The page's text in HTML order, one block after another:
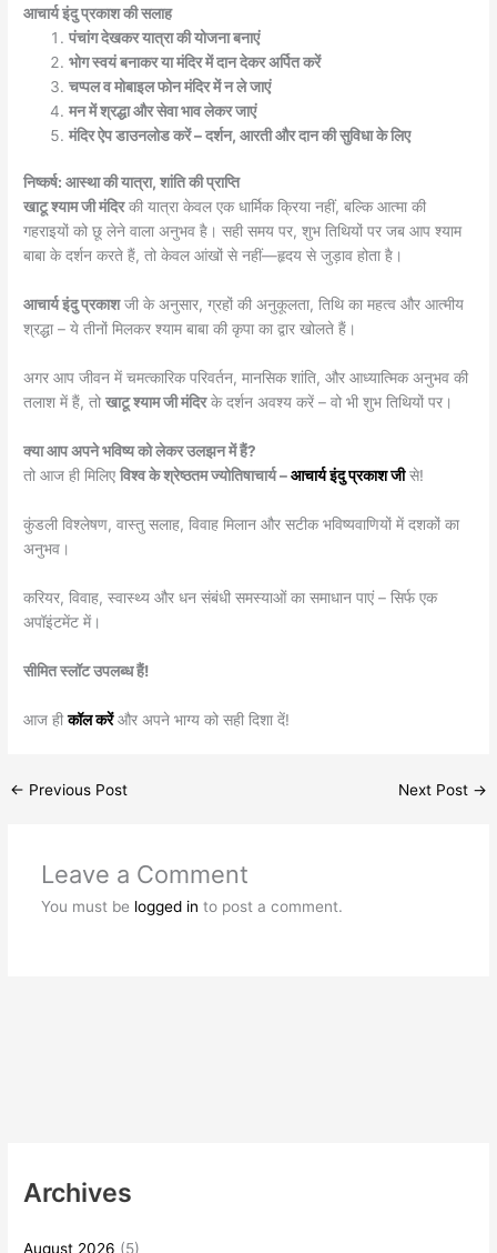
आचार्य इंदु प्रकाश की सलाह
पंचांग देखकर यात्रा की योजना बनाएं
भोग स्वयं बनाकर या मंदिर में दान देकर अर्पित करें
चप्पल व मोबाइल फोन मंदिर में न ले जाएं
मन में श्रद्धा और सेवा भाव लेकर जाएं
मंदिर ऐप डाउनलोड करें – दर्शन, आरती और दान की सुविधा के लिए
निष्कर्ष: आस्था की यात्रा, शांति की प्राप्ति
खाटू श्याम जी मंदिरकी यात्रा केवल एक धार्मिक क्रिया नहीं, बल्कि आत्मा की
गहराइयों को छू लेने वाला अनुभव है। सही समय पर, शुभ तिथियों पर जब आप श्याम
बाबा के दर्शन करते हैं, तो केवल आंखों से नहीं—हृदय से जुड़ाव होता है।
आचार्य इंदु प्रकाशजी के अनुसार, ग्रहों की अनुकूलता, तिथि का महत्व और आत्मीय
श्रद्धा – ये तीनों मिलकर श्याम बाबा की कृपा का द्वार खोलते हैं।
अगर आप जीवन में चमत्कारिक परिवर्तन, मानसिक शांति, और आध्यात्मिक अनुभव की
तलाश में हैं, तोखाटू श्याम जी मंदिरके दर्शन अवश्य करें – वो भी शुभ तिथियों पर।
क्या आप अपने भविष्य को लेकर उलझन में हैं?
तो आज ही मिलिएविश्व के श्रेष्ठतम ज्योतिषाचार्य –आचार्य इंदु प्रकाश जीसे!
कुंडली विश्लेषण, वास्तु सलाह, विवाह मिलान और सटीक भविष्यवाणियों में दशकों का
अनुभव।
करियर, विवाह, स्वास्थ्य और धन संबंधी समस्याओं का समाधान पाएं – सिर्फ एक
अपॉइंटमेंट में।
सीमित स्लॉट उपलब्ध हैं!
आज हीकॉल करेंऔर अपने भाग्य को सही दिशा दें!
← Previous Post Next Post →
Leave a Comment
You must be logged in to post a comment.
Archives
August 2026 (5)